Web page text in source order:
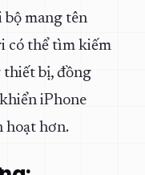
bộ mang tên
có thể tìm kiếm
thiết bị, đồng
iPhone
hoạt hơn.